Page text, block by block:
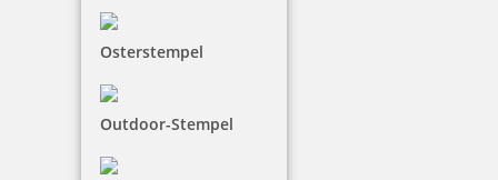
Osterstempel
Outdoor-Stempel